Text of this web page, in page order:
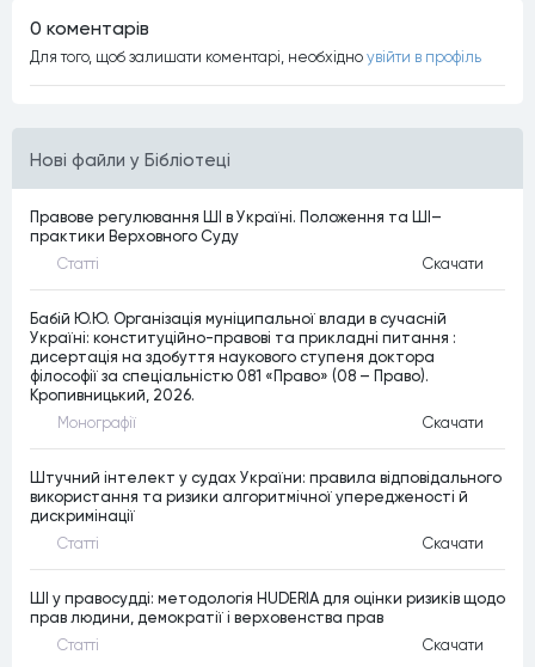
Нові файли у Бібліотеці
Правове регулювання ШІ в Україні. Положення та ШІ–
практики Верховного Суду
Статтi Скачати
Бабій Ю.Ю. Організація муніципальної влади в сучасній
Україні: конституційно-правові та прикладні питання :
дисертація на здобуття наукового ступеня доктора
філософії за спеціальністю 081 «Право» (08 – Право).
Кропивницький, 2026.
Монографiї Скачати
Штучний інтелект у судах України: правила відповідального
використання та ризики алгоритмічної упередженості й
дискримінації
Статтi Скачати
ШІ у правосудді: методологія HUDERIA для оцінки ризиків щодо
прав людини, демократії і верховенства прав
Статтi Скачати
0 коментарiв
Для того, щоб залишати коментарi, необхiдно увiйти в профiль